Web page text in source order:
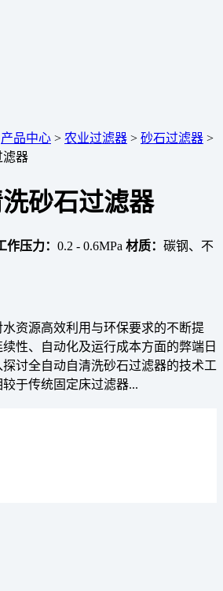
产品中心 > 农业过滤器 > 砂石过滤器 >
砂石过滤器
作压力： 0.2 - 0.6MPa 材质： 碳钢、不
资源高效利用与环保要求的不断提
性、自动化及运行成本方面的弊端日
讨全自动自清洗砂石过滤器的技术工
于传统固定床过滤器...